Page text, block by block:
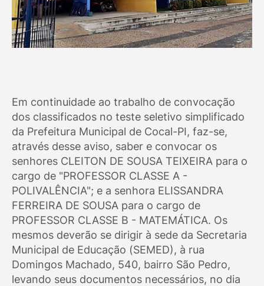
Em continuidade ao trabalho de convocação
dos classificados no teste seletivo simplificado
da Prefeitura Municipal de Cocal-PI, faz-se,
através desse aviso, saber e convocar os
senhores CLEITON DE SOUSA TEIXEIRA para o
cargo de "PROFESSOR CLASSE A -
POLIVALÊNCIA"; e a senhora ELISSANDRA
FERREIRA DE SOUSA para o cargo de
PROFESSOR CLASSE B - MATEMÁTICA. Os
mesmos deverão se dirigir à sede da Secretaria
Municipal de Educação (SEMED), à rua
Domingos Machado, 540, bairro São Pedro,
levando seus documentos necessários, no dia